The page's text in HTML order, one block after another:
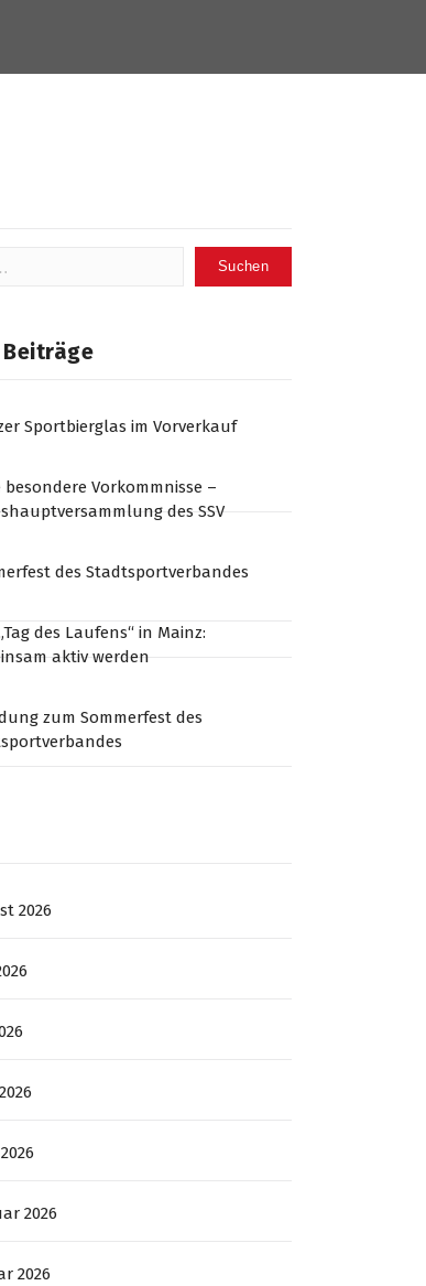
Sportbierglas im Vorverkauf
besondere Vorkommnisse –
des SSV
des Stadtsportverbandes
des Laufens“ in Mainz:
aktiv werden
zum Sommerfest des
2026
2026
2026